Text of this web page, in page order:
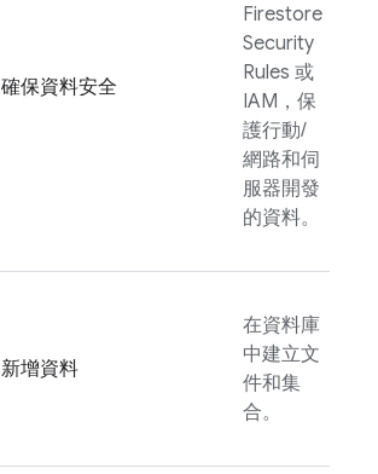
確保資料安全
Firestore
Security
Rules 或
IAM，保
護行動/
網路和伺
服器開發
的資料。
新增資料
在資料庫
中建立文
件和集
合。